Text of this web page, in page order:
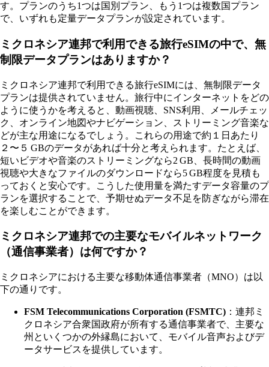
す。プランのうち1つは国別プラン、もう1つは複数国プラン
で、いずれも定量データプランが設定されています。
ミクロネシア連邦で利用できる旅行eSIMの中で、無
制限データプランはありますか？
ミクロネシア連邦で利用できる旅行eSIMには、無制限データ
プランは提供されていません。旅行中にインターネットをどの
ように使うかを考えると、動画視聴、SNS利用、メールチェッ
ク、オンライン地図やナビゲーション、ストリーミング音楽な
どが主な用途になるでしょう。これらの用途で約１日あたり
２〜５ GBのデータがあれば十分と考えられます。たとえば、
短いビデオや音楽のストリーミングなら2 GB、長時間の動画
視聴や大きなファイルのダウンロードなら5 GB程度を見積も
っておくと安心です。こうした使用量を満たすデータ容量のプ
ランを選択することで、予期せぬデータ不足を防ぎながら滞在
を楽しむことができます。
ミクロネシア連邦での主要なモバイルネットワーク
（通信事業者）は何ですか？
ミクロネシアにおける主要な移動体通信事業者（MNO）は以
下の通りです。
FSM Telecommunications Corporation (FSMTC) ：連邦ミ
クロネシア合衆国政府が所有する通信事業者で、主要な
州といくつかの外縁島において、モバイル音声およびデ
ータサービスを提供しています。